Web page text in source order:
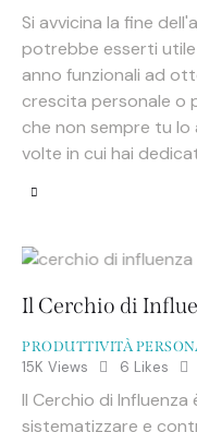
Si avvicina la fine
potrebbe esserti
anno funzionali ad
crescita personale o
che non sempre tu
volte in cui hai
Il Cerchio di
PRODUTTIVITÀ
15K Views 6 Likes
Il Cerchio di
sistematizzare e